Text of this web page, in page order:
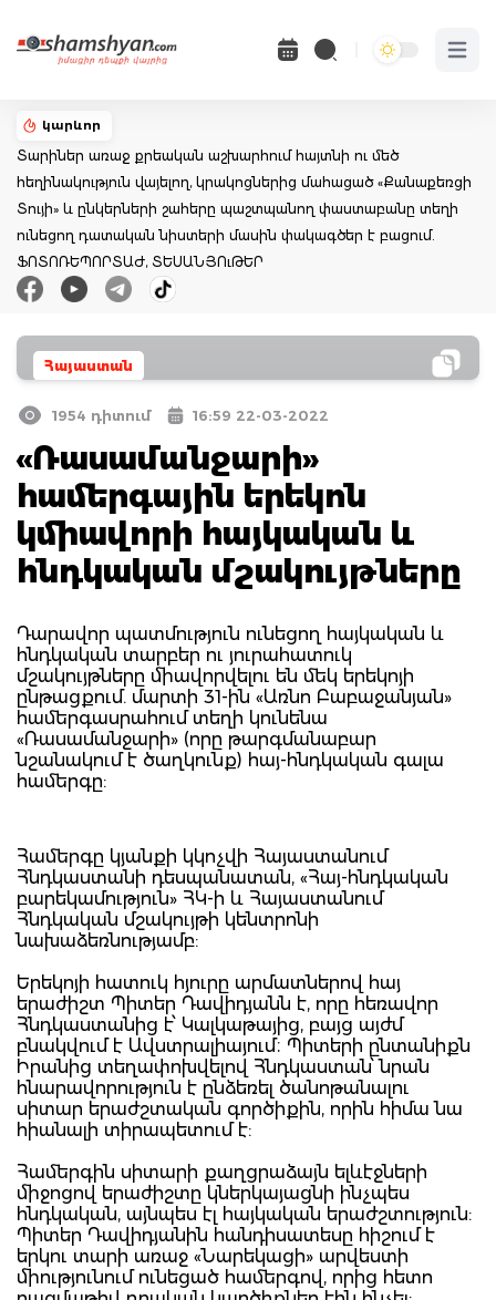
Open
կարևոր
Տարիներ առաջ քրեական աշխարհում հայտնի ու մեծ
հեղինակություն վայելող, կրակոցներից մահացած «Քանաքեռցի
Տույի» և ընկերների շահերը պաշտպանող փաստաբանը տեղի
ունեցող դատական նիստերի մասին փակագծեր է բացում.
ՖՈՏՈՌԵՊՈՐՏԱԺ, ՏԵՍԱՆՅՈւԹԵՐ
Հայաստան
1954 դիտում 16:59 22-03-2022
«Ռասամանջարի»
համերգային երեկոն
կմիավորի հայկական և
հնդկական մշակույթները
Դարավոր պատմություն ունեցող հայկական և
հնդկական տարբեր ու յուրահատուկ
մշակույթները միավորվելու են մեկ երեկոյի
ընթացքում. մարտի 31-ին «Առնո Բաբաջանյան»
համերգասրահում տեղի կունենա
«Ռասամանջարի» (որը թարգմանաբար
նշանակում է ծաղկունք) հայ-հնդկական գալա
համերգը:
Համերգը կյանքի կկոչվի Հայաստանում
Հնդկաստանի դեսպանատան, «Հայ-հնդկական
բարեկամություն» ՀԿ-ի և Հայաստանում
Հնդկական մշակույթի կենտրոնի
նախաձեռնությամբ:
Երեկոյի հատուկ հյուրը արմատներով հայ
երաժիշտ Պիտեր Դավիդյանն է, որը հեռավոր
Հնդկաստանից է՝ Կալկաթայից, բայց այժմ
բնակվում է Ավստրալիայում։ Պիտերի ընտանիքն
Իրանից տեղափոխվելով Հնդկաստան՝ նրան
հնարավորություն է ընձեռել ծանոթանալու
սիտար երաժշտական գործիքին, որին հիմա նա
հիանալի տիրապետում է:
Համերգին սիտարի քաղցրաձայն ելևէջների
միջոցով երաժիշտը կներկայացնի ինչպես
հնդկական, այնպես էլ հայկական երաժշտություն:
Պիտեր Դավիդյանին հանդիսատեսը հիշում է
երկու տարի առաջ «Նարեկացի» արվեստի
միությունում ունեցած համերգով, որից հետո